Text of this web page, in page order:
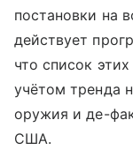
постановки на
действует
что список
учётом тренда
оружия и де-
США.